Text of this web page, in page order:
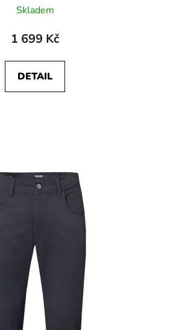
Skladem
1 699 Kč
DETAIL